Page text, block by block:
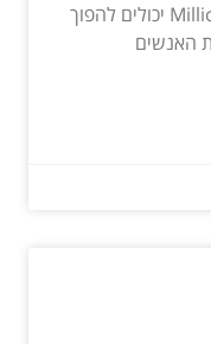
לא תאמינו עד כמה כסאות Million Kisot יכולים להפוך
האנשים